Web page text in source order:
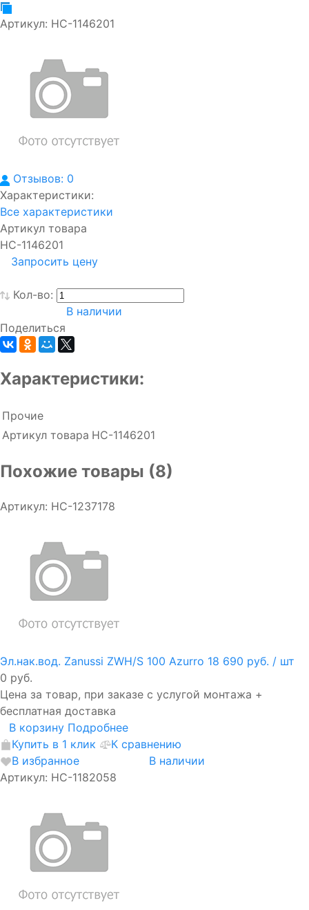
Артикул: НС-1146201
Отзывов: 0
Характеристики:
Все характеристики
Артикул товара
НС-1146201
Запросить цену
Кол-во:
В наличии
Поделиться
Характеристики:
Прочие
Артикул товара НС-1146201
Похожие товары (8)
Артикул: НС-1237178
Эл.нак.вод. Zanussi ZWH/S 100 Azurro 18 690 руб. / шт
0 руб.
Цена за товар, при заказе с услугой монтажа +
бесплатная доставка
В корзину Подробнее
Купить в 1 клик
К сравнению
В избранное
В наличии
Артикул: НС-1182058